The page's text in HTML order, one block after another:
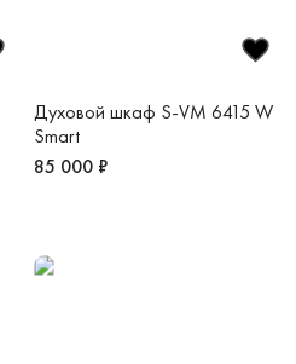
Духовой шкаф S-VM 6415 W
Smart
85 000 ₽